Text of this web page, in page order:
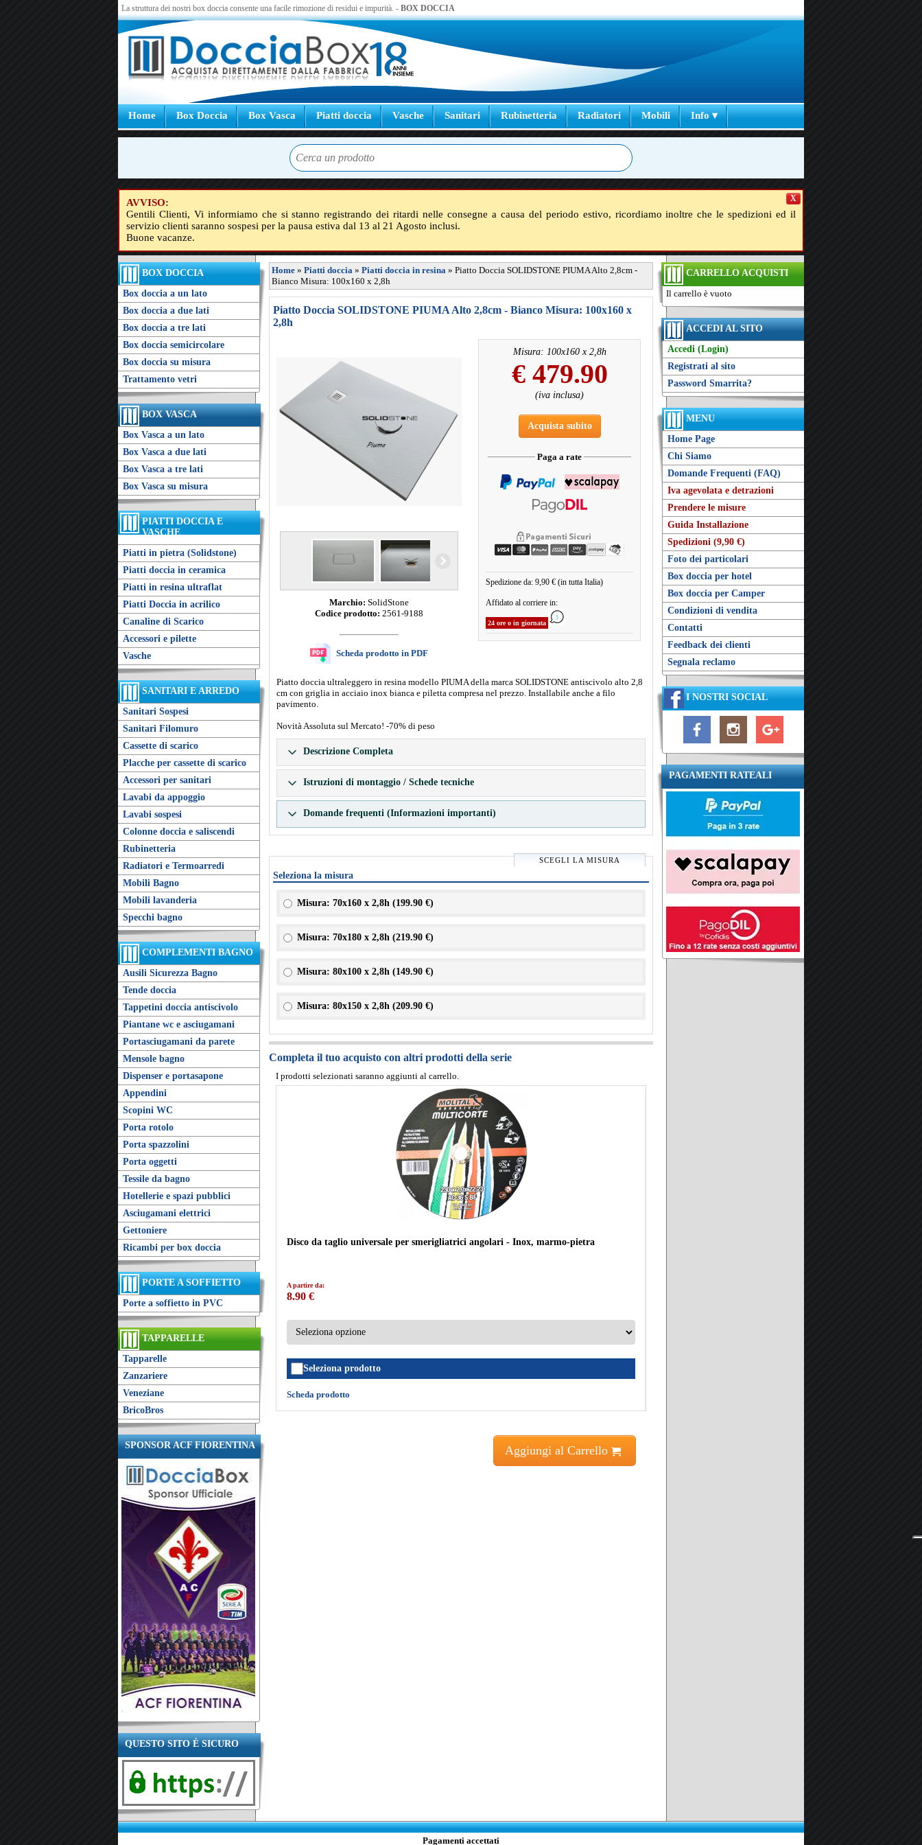
La struttura dei nostri box doccia consente una facile rimozione di residui e impurità. - BOX DOCCIA
Home Box Doccia Box Vasca Piatti doccia Vasche Sanitari Rubinetteria Radiatori Mobili Info ▾
AVVISO:
Gentili Clienti, Vi informiamo che si stanno registrando dei ritardi nelle consegne a causa del periodo estivo, ricordiamo inoltre che le spedizioni ed il
servizio clienti saranno sospesi per la pausa estiva dal 13 al 21 Agosto inclusi.
Buone vacanze.
X
BOX DOCCIA
Box doccia a un lato
Box doccia a due lati
Box doccia a tre lati
Box doccia semicircolare
Box doccia su misura
Trattamento vetri
BOX VASCA
Box Vasca a un lato
Box Vasca a due lati
Box Vasca a tre lati
Box Vasca su misura
PIATTI DOCCIA E
VASCHE
Piatti in pietra (Solidstone)
Piatti doccia in ceramica
Piatti in resina ultraflat
Piatti Doccia in acrilico
Canaline di Scarico
Accessori e pilette
Vasche
SANITARI E ARREDO
Sanitari Sospesi
Sanitari Filomuro
Cassette di scarico
Placche per cassette di scarico
Accessori per sanitari
Lavabi da appoggio
Lavabi sospesi
Colonne doccia e saliscendi
Rubinetteria
Radiatori e Termoarredi
Mobili Bagno
Mobili lavanderia
Specchi bagno
COMPLEMENTI BAGNO
Ausili Sicurezza Bagno
Tende doccia
Tappetini doccia antiscivolo
Piantane wc e asciugamani
Portasciugamani da parete
Mensole bagno
Dispenser e portasapone
Appendini
Scopini WC
Porta rotolo
Porta spazzolini
Porta oggetti
Tessile da bagno
Hotellerie e spazi pubblici
Asciugamani elettrici
Gettoniere
Ricambi per box doccia
PORTE A SOFFIETTO
Porte a soffietto in PVC
TAPPARELLE
Tapparelle
Zanzariere
Veneziane
BricoBros
SPONSOR ACF FIORENTINA
QUESTO SITO È SICURO
CARRELLO ACQUISTI
Il carrello è vuoto
ACCEDI AL SITO
Accedi (Login)
Registrati al sito
Password Smarrita?
MENU
Home Page
Chi Siamo
Domande Frequenti (FAQ)
Iva agevolata e detrazioni
Prendere le misure
Guida Installazione
Spedizioni (9,90 €)
Foto dei particolari
Box doccia per hotel
Box doccia per Camper
Condizioni di vendita
Contatti
Feedback dei clienti
Segnala reclamo
I NOSTRI SOCIAL
PAGAMENTI RATEALI
Home » Piatti doccia » Piatti doccia in resina » Piatto Doccia SOLIDSTONE PIUMA Alto 2,8cm -
Bianco Misura: 100x160 x 2,8h
Piatto Doccia SOLIDSTONE PIUMA Alto 2,8cm - Bianco Misura: 100x160 x
2,8h
Marchio: SolidStone
Codice prodotto: 2561-9188
Scheda prodotto in PDF
Misura: 100x160 x 2,8h
€ 479.90
(iva inclusa)
Acquista subito
Paga a rate
Spedizione da: 9,90 € (in tutta Italia)
Affidato al corriere in:
24 ore o in giornata
Piatto doccia ultraleggero in resina modello PIUMA della marca SOLIDSTONE antiscivolo alto 2,8
cm con griglia in acciaio inox bianca e piletta compresa nel prezzo. Installabile anche a filo
pavimento.
Novità Assoluta sul Mercato! -70% di peso
Descrizione Completa
Istruzioni di montaggio / Schede tecniche
Domande frequenti (Informazioni importanti)
SCEGLI LA MISURA
Seleziona la misura
Misura: 70x160 x 2,8h (199.90 €)
Misura: 70x180 x 2,8h (219.90 €)
Misura: 80x100 x 2,8h (149.90 €)
Misura: 80x150 x 2,8h (209.90 €)
Completa il tuo acquisto con altri prodotti della serie
I prodotti selezionati saranno aggiunti al carrello.
Disco da taglio universale per smerigliatrici angolari - Inox, marmo-pietra
A partire da:
8.90 €
Seleziona prodotto
Scheda prodotto
Aggiungi al Carrello
Pagamenti accettati